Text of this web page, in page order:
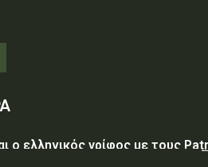
ο ελληνικός γρίφος με τους